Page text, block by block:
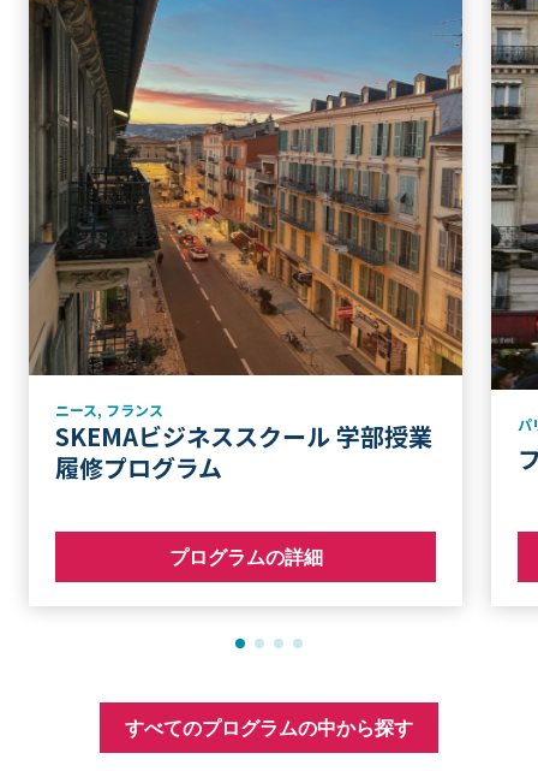
ニース, フランス
SKEMAビジネススクール 学部授業
履修プログラム
プログラムの詳細
パ
すべてのプログラムの中から探す